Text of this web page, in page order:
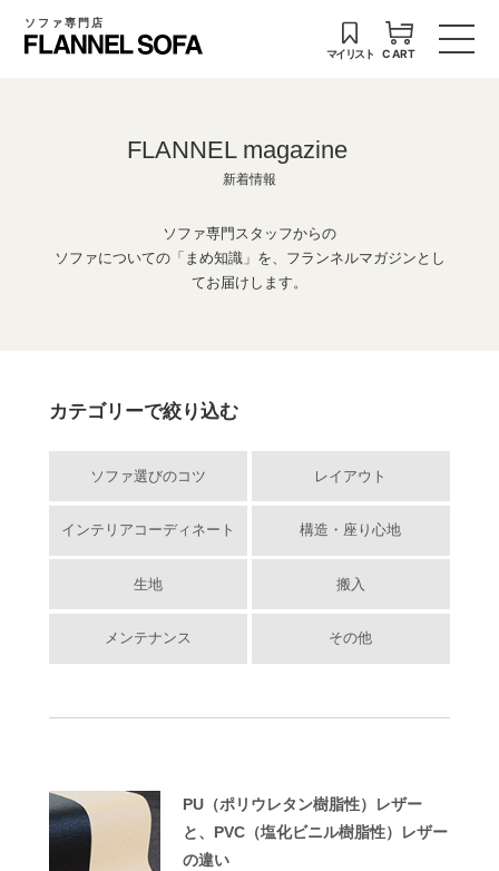
ソファ専門店
マイリスト CART
FLANNEL magazine
新着情報
ソファ専門スタッフからの
ソファについての「まめ知識」を、フランネルマガジンとし
てお届けします。
カテゴリーで絞り込む
ソファ選びのコツ レイアウト
インテリアコーディネート 構造・座り心地
生地 搬入
メンテナンス その他
PU（ポリウレタン樹脂性）レザー
と、PVC（塩化ビニル樹脂性）レザー
の違い